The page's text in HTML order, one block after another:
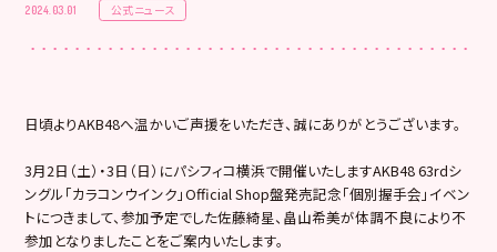
2024.03.01 公式ニュース
日頃よりAKB48へ温かいご声援をいただき、誠にありがとうございます。
3月2日（土）・3日（日）にパシフィコ横浜で開催いたしますAKB48 63rdシ
ングル「カラコンウインク」Official Shop盤発売記念「個別握手会」イベン
トにつきまして、参加予定でした佐藤綺星、畠山希美が体調不良により不
参加となりましたことをご案内いたします。